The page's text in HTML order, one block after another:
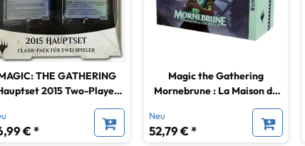
THE GATHERING
2015 Two-Player
€ *
Magic the Gathering
Mornebrune : La Maison de
l'horreur Bundle französisch
Neu
52,79 € *